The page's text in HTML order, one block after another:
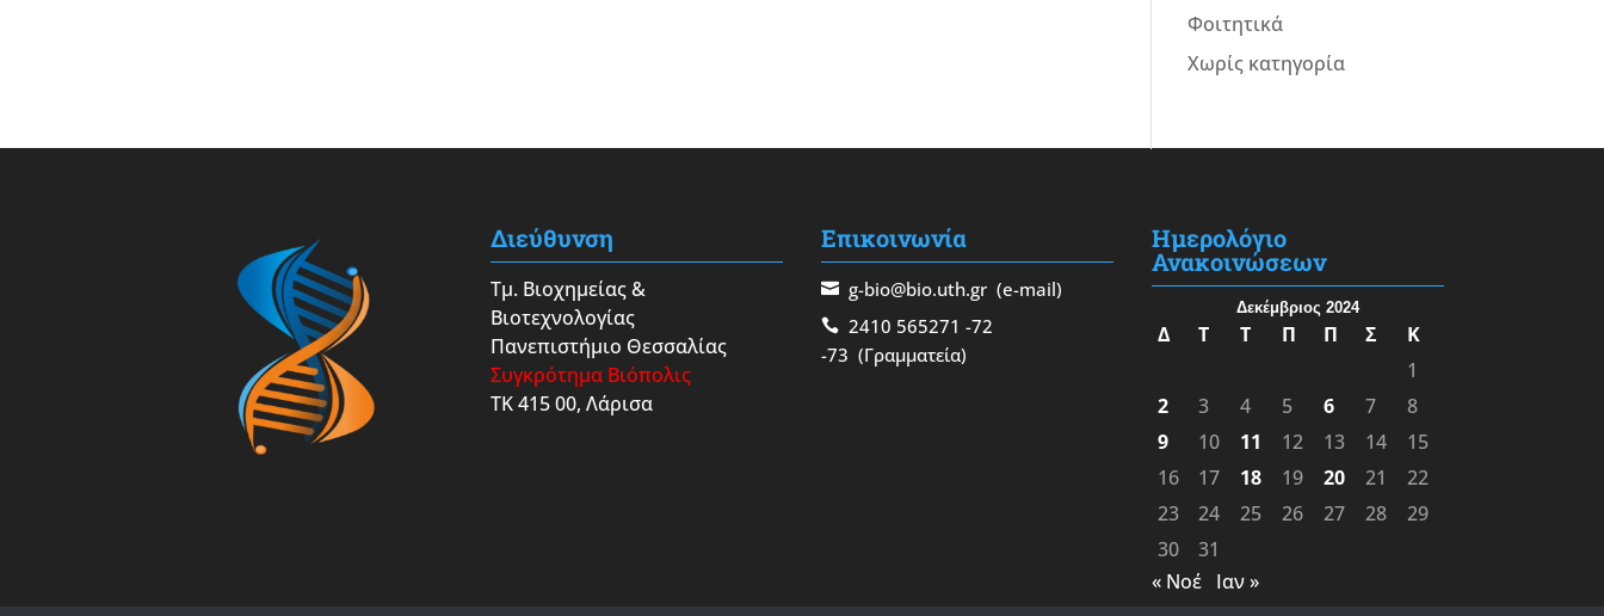
Φοιτητικά
Χωρίς κατηγορία
Διεύθυνση
Τμ. Βιοχημείας &
Βιοτεχνολογίας
Πανεπιστήμιο Θεσσαλίας
Συγκρότημα Βιόπολις
ΤΚ 415 00, Λάρισα
Επικοινωνία
g-bio@bio.uth.gr (e-mail)
2410 565271 -72
-73 (Γραμματεία)
Ημερολόγιο
Ανακοινώσεων
Δεκέμβριος 2024
Δ Τ Τ Π Π Σ
Κ
1
2
3 4 5 6 7
8
9
10 11 12 13 14
15
16
17 18 19 20 21
22
23
24 25 26 27 28
29
30
31
« Νοέ Ιαν »